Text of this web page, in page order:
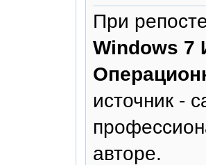
При
Windows 7
источник -
авторе.